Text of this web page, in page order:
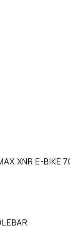
XNR E-BIKE